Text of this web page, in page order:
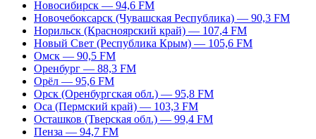
Новосибирск — 94,6 FM
Новочебоксарск (Чувашская Республика) — 90,3 FM
Норильск (Красноярский край) — 107,4 FM
Новый Свет (Республика Крым) — 105,6 FM
Омск — 90,5 FM
Оренбург — 88,3 FM
Орёл — 95,6 FM
Орск (Оренбургская обл.) — 95,8 FM
Оса (Пермский край) — 103,3 FM
Осташков (Тверская обл.) — 99,4 FM
Пенза — 94,7 FM